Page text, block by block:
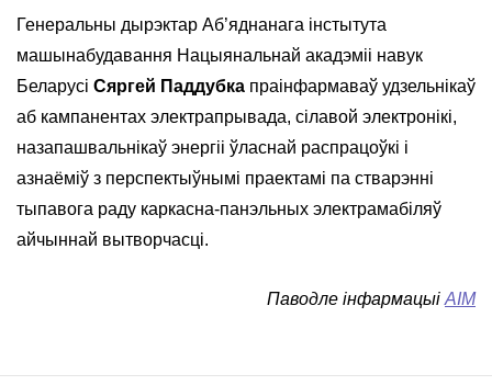
Генеральны дырэктар Аб’яднанага інстытута
машынабудавання Нацыянальнай акадэміі навук
Беларусі Сяргей Паддубка праінфармаваў удзельнікаў
аб кампанентах электрапрывада, сілавой электронікі,
назапашвальнікаў энергіі ўласнай распрацоўкі і
азнаёміў з перспектыўнымі праектамі па стварэнні
тыпавога раду каркасна-панэльных электрамабіляў
айчыннай вытворчасці.
Паводле інфармацыі АІМ